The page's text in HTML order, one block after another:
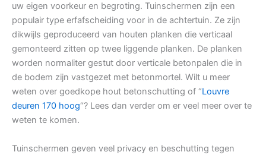
uw eigen voorkeur en begroting. Tuinschermen zijn een
populair type erfafscheiding voor in de achtertuin. Ze zijn
dikwijls geproduceerd van houten planken die verticaal
gemonteerd zitten op twee liggende planken. De planken
worden normaliter gestut door verticale betonpalen die in
de bodem zijn vastgezet met betonmortel. Wilt u meer
weten over goedkope hout betonschutting of “Louvre
deuren 170 hoog“? Lees dan verder om er veel meer over te
weten te komen.
Tuinschermen geven veel privacy en beschutting tegen